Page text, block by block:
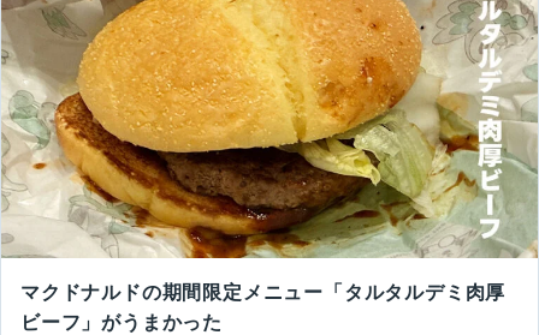
マクドナルドの期間限定メニュー「タルタルデミ肉厚
ビーフ」がうまかった